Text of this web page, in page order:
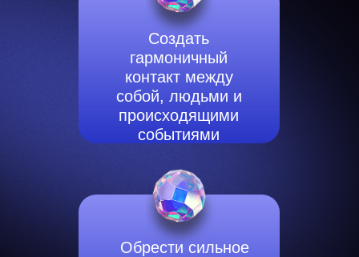
Обрести сильное
Создать
гармоничный
контакт между
собой, людьми и
происходящими
событиями